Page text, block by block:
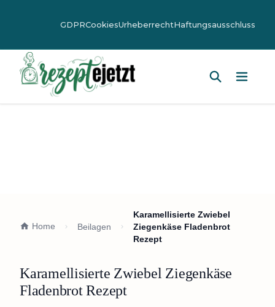
GDPRCookiesUrheberrechtHaftungsausschluss
Home Beilagen
Karamellisierte Zwiebel
Ziegenkäse Fladenbrot
Rezept
Karamellisierte Zwiebel Ziegenkäse
Fladenbrot Rezept